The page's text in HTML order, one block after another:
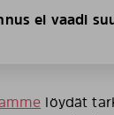
ei vaadi
löydät